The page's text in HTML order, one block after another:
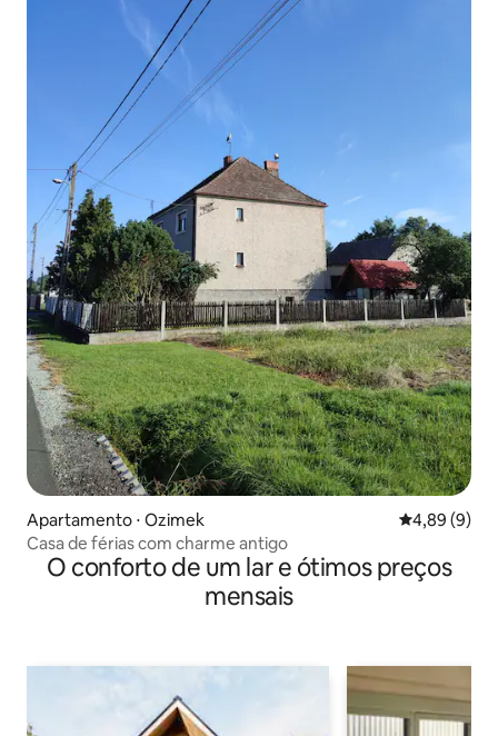
Apartamento ⋅ Ozimek 4,89 de uma
4,89 (9)
Casa de férias com charme antigo
O conforto de um lar e ótimos preços
mensais